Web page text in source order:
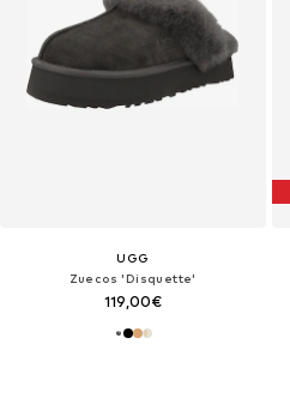
UGG
Zuecos 'Disquette'
119,00€